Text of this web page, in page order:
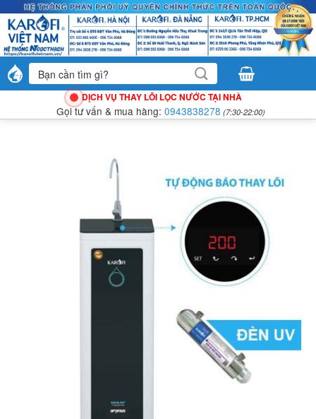
qua
nội
dung Tìm
kiếm:
DỊCH VỤ THAY LÕI LỌC NƯỚC TẠI NHÀ
Gọi tư vấn & mua hàng: 0943838278 (7:30-22:00)